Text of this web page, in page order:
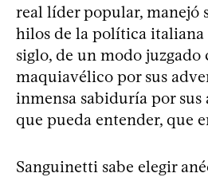
real líder popular, manejó
hilos de la política
siglo, de un modo juzgado
maquiavélico por sus
inmensa sabiduría por sus
que pueda entender, que
Sanguinetti sabe elegir